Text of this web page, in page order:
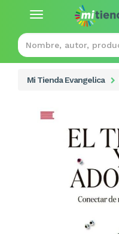
Toggle
Mi Tienda Evangelica